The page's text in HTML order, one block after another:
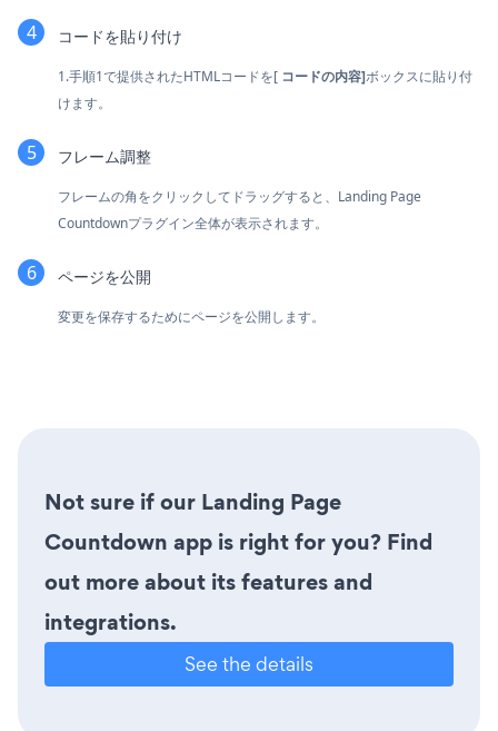
コードを貼り付け
1.手順1で提供されたHTMLコードを[ コードの内容]ボックスに貼り付
けます。
フレーム調整
フレームの角をクリックしてドラッグすると、Landing Page
Countdownプラグイン全体が表示されます。
ページを公開
変更を保存するためにページを公開します。
Not sure if our Landing Page
Countdown app is right for you? Find
out more about its features and
integrations.
See the details